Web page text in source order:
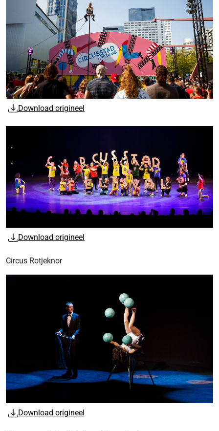
Download origineel
Download origineel
Circus Rotjeknor
Download origineel